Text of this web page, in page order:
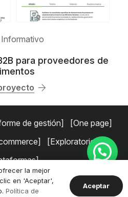
para proveedores de
de gestión
One page
Exploratorios
Políticas de privacidad
Términos y
la mejor
en 'Aceptar',
Política de
Aceptar